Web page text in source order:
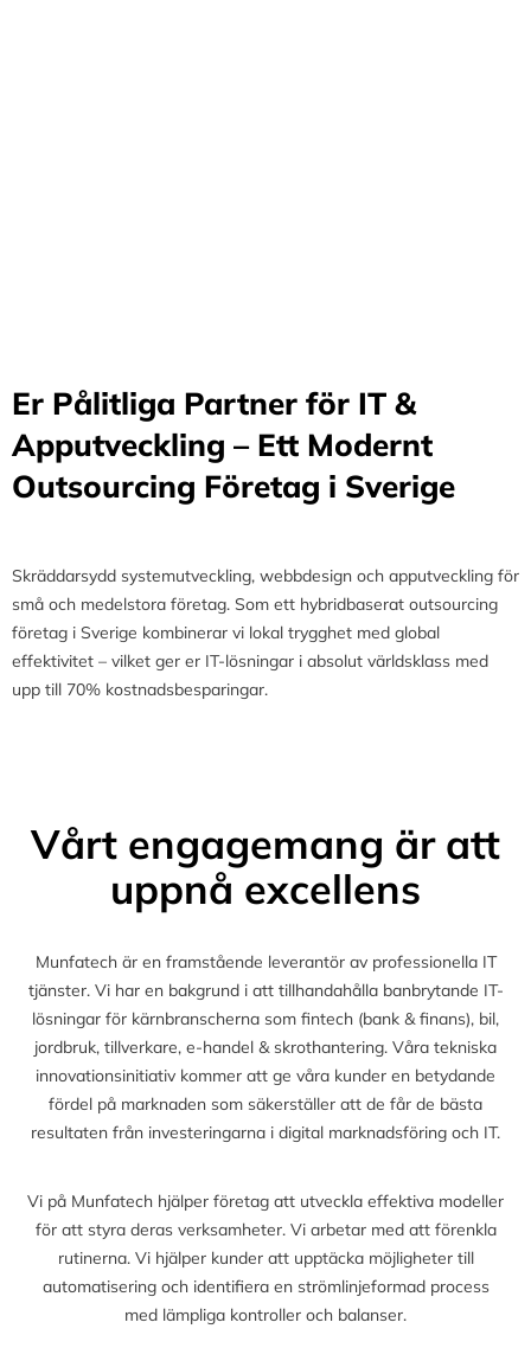
Er Pålitliga Partner för IT &
Apputveckling – Ett Modernt
Outsourcing Företag i Sverige
Skräddarsydd systemutveckling, webbdesign och apputveckling för
små och medelstora företag. Som ett hybridbaserat outsourcing
företag i Sverige kombinerar vi lokal trygghet med global
effektivitet – vilket ger er IT-lösningar i absolut världsklass med
upp till 70% kostnadsbesparingar.
Vårt engagemang är att
uppnå excellens
Munfatech är en framstående leverantör av professionella IT
tjänster. Vi har en bakgrund i att tillhandahålla banbrytande IT-
lösningar för kärnbranscherna som fintech (bank & finans), bil,
jordbruk, tillverkare, e-handel & skrothantering. Våra tekniska
innovationsinitiativ kommer att ge våra kunder en betydande
fördel på marknaden som säkerställer att de får de bästa
resultaten från investeringarna i digital marknadsföring och IT.
Vi på Munfatech hjälper företag att utveckla effektiva modeller
för att styra deras verksamheter. Vi arbetar med att förenkla
rutinerna. Vi hjälper kunder att upptäcka möjligheter till
automatisering och identifiera en strömlinjeformad process
med lämpliga kontroller och balanser.